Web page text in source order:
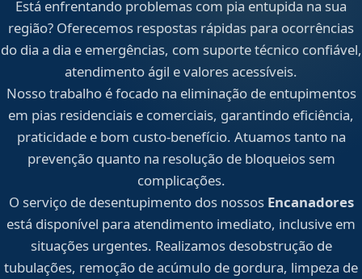
Está enfrentando problemas com pia entupida na sua
região? Oferecemos respostas rápidas para ocorrências
do dia a dia e emergências, com suporte técnico confiável,
atendimento ágil e valores acessíveis.
Nosso trabalho é focado na eliminação de entupimentos
em pias residenciais e comerciais, garantindo eficiência,
praticidade e bom custo-benefício. Atuamos tanto na
prevenção quanto na resolução de bloqueios sem
complicações.
O serviço de desentupimento dos nossos Encanadores
está disponível para atendimento imediato, inclusive em
situações urgentes. Realizamos desobstrução de
tubulações, remoção de acúmulo de gordura, limpeza de